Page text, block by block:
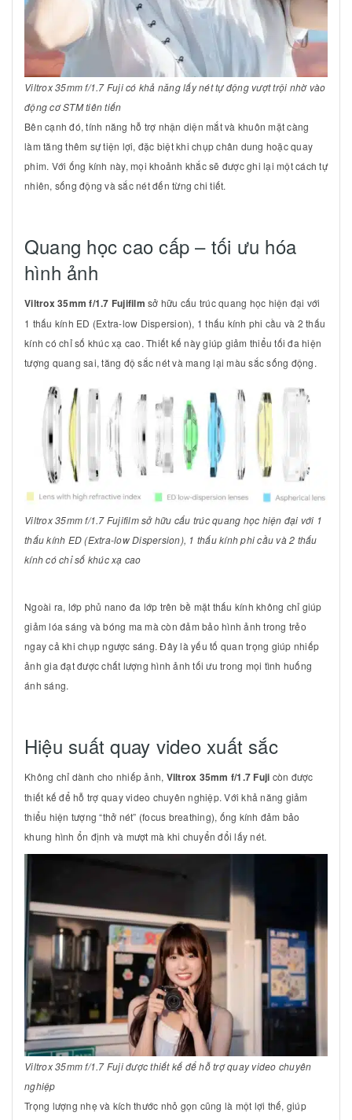
Viltrox 35mm f/1.7 Fuji có khả năng lấy nét tự động vượt trội nhờ vào
động cơ STM tiên tiến
Bên cạnh đó, tính năng hỗ trợ nhận diện mắt và khuôn mặt càng
làm tăng thêm sự tiện lợi, đặc biệt khi chụp chân dung hoặc quay
phim. Với ống kính này, mọi khoảnh khắc sẽ được ghi lại một cách tự
nhiên, sống động và sắc nét đến từng chi tiết.
Quang học cao cấp – tối ưu hóa
hình ảnh
Viltrox 35mm f/1.7 Fujifilm sở hữu cấu trúc quang học hiện đại với
1 thấu kính ED (Extra-low Dispersion), 1 thấu kính phi cầu và 2 thấu
kính có chỉ số khúc xạ cao. Thiết kế này giúp giảm thiểu tối đa hiện
tượng quang sai, tăng độ sắc nét và mang lại màu sắc sống động.
Viltrox 35mm f/1.7 Fujifilm sở hữu cấu trúc quang học hiện đại với 1
thấu kính ED (Extra-low Dispersion), 1 thấu kính phi cầu và 2 thấu
kính có chỉ số khúc xạ cao
Ngoài ra, lớp phủ nano đa lớp trên bề mặt thấu kính không chỉ giúp
giảm lóa sáng và bóng ma mà còn đảm bảo hình ảnh trong trẻo
ngay cả khi chụp ngược sáng. Đây là yếu tố quan trọng giúp nhiếp
ảnh gia đạt được chất lượng hình ảnh tối ưu trong mọi tình huống
ánh sáng.
Hiệu suất quay video xuất sắc
Không chỉ dành cho nhiếp ảnh, Viltrox 35mm f/1.7 Fuji còn được
thiết kế để hỗ trợ quay video chuyên nghiệp. Với khả năng giảm
thiểu hiện tượng “thở nét” (focus breathing), ống kính đảm bảo
khung hình ổn định và mượt mà khi chuyển đổi lấy nét.
Viltrox 35mm f/1.7 Fuji được thiết kế để hỗ trợ quay video chuyên
nghiệp
Trọng lượng nhẹ và kích thước nhỏ gọn cũng là một lợi thế, giúp